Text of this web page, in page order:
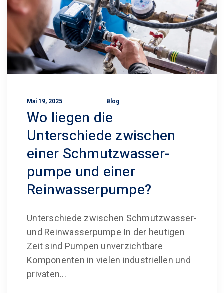
Mai 19, 2025 Blog
Wo liegen die
Unterschiede zwischen
einer Schmutzwasser­
pumpe und einer
Reinwasser­pumpe?
Unterschiede zwischen Schmutzwasser-
und Reinwasserpumpe In der heutigen
Zeit sind Pumpen unverzichtbare
Komponenten in vielen industriellen und
privaten...